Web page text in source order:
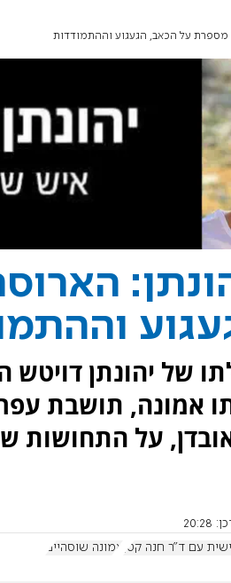
מספרת על הכאב, הגעגוע וההתמודדות
של יהונתן דויטש
על התחושות
20:28
עם ד"ר חנה קטן אמונה שוסהיים